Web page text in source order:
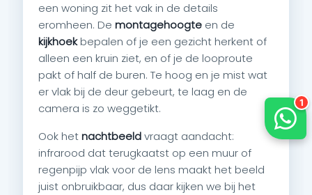
een woning zit het vak in de details
eromheen. De montagehoogte en de
kijkhoekbepalen of je een gezicht herkent of
alleen een kruin ziet, en of je de looproute
pakt of half de buren. Te hoog en je mist wat
er vlak bij de deur gebeurt, te laag en de
camera is zo weggetikt.
Ook hetnachtbeeldvraagt aandacht:
infrarood dat terugkaatst op een muur of
regenpijp vlak voor de lens maakt het beeld
juist onbruikbaar, dus daar kijken we bij het